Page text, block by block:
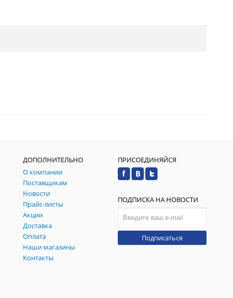
ДОПОЛНИТЕЛЬНО
О компании
Поставщикам
Новости
Прайс-листы
Акции
Доставка
Оплата
Наши магазины
Контакты
ПРИСОЕДИНЯЙСЯ
ПОДПИСКА НА НОВОСТИ
Подписаться